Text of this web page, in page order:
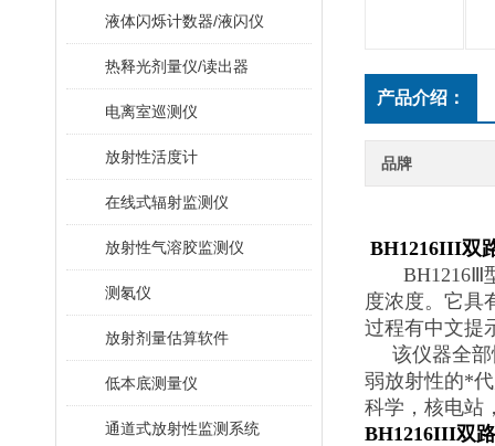
液体闪烁计数器/液闪仪
热释光剂量仪/读出器
电离室巡测仪
放射性活度计
在线式辐射监测仪
放射性气溶胶监测仪
测氡仪
放射剂量估算软件
低本底测量仪
通道式放射性监测系统
产品介绍：
品牌
BH1216III双
BH1216
度浓度。它具
过程有中文提
该仪器全
弱放射性的*
科学，核电站
BH1216III双